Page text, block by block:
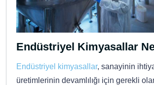
Endüstriyel Kimyasallar
Endüstriyel kimyasallar, sanayinin
üretimlerinin devamlılığı için gerekli